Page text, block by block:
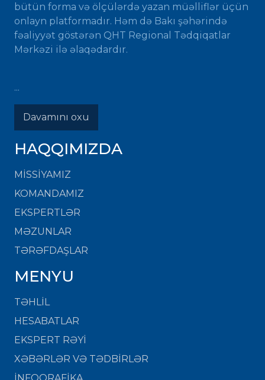
bütün forma və ölçülərdə yazan müəlliflər üçün
onlayn platformadır. Həm də Bakı şəhərində
fəaliyyət göstərən QHT Regional Tədqiqatlar
Mərkəzi ilə əlaqədardır.
...
Davamını oxu
HAQQIMIZDA
MISSIYAMIZ
KOMANDAMIZ
EKSPERTLƏR
MƏZUNLAR
TƏRƏFDAŞLAR
MENYU
TƏHLİL
HESABATLAR
EKSPERT RƏYİ
XƏBƏRLƏR VƏ TƏDBİRLƏR